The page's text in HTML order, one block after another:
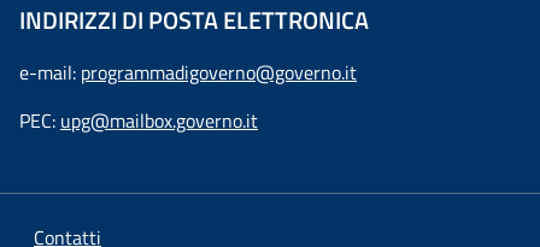
INDIRIZZI DI POSTA ELETTRONICA
e-mail: programmadigoverno@governo.it
PEC: upg@mailbox.governo.it
Contatti